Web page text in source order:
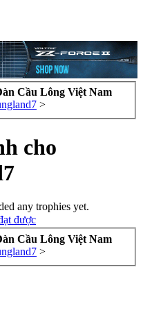
Cầu Lông Việt Nam
>
cho
any trophies yet.
được
Cầu Lông Việt Nam
>